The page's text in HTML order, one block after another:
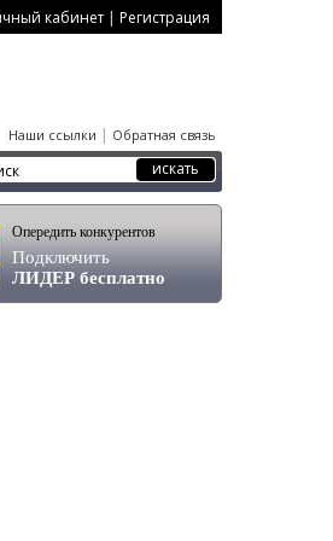
кабинет | Регистрация
Наши ссылки | Обратная связь
Опередить конкурентов
Подключить
ЛИДЕР бесплатно